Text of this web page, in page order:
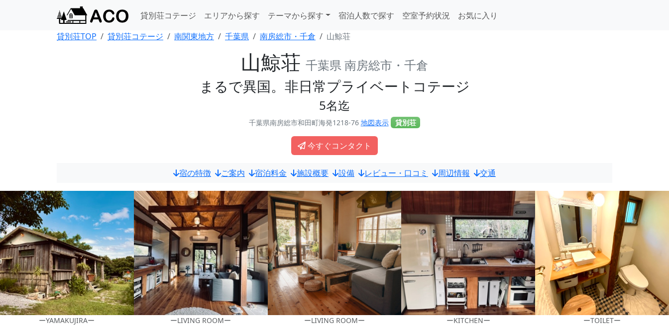
貸別荘コテージ エリアから探す テーマから探す 宿泊人数で探す 空室予約状況
お気に入り
貸別荘TOP
貸別荘コテージ 南関東地方 千葉県 南房総市・千倉 山鯨荘
山鯨荘 千葉県 南房総市・千倉
まるで異国。非日常プライベートコテージ
5名迄
千葉県南房総市和田町海発1218-76 地図表示 貸別荘
今すぐコンタクト
宿の特徴 ご案内 宿泊料金 施設概要 設備 レビュー・口コミ 周辺情報 交通
ーYAMAKUJIRAー ーLIVING ROOMー ーLIVING ROOMー ーKITCHENー ーTOILETー